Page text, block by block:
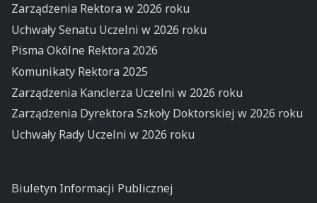
Zarządzenia Rektora w 2026 roku
Uchwały Senatu Uczelni w 2026 roku
Pisma Okólne Rektora 2026
Komunikaty Rektora 2025
Zarządzenia Kanclerza Uczelni w 2026 roku
Zarządzenia Dyrektora Szkoły Doktorskiej w 2026 roku
Uchwały Rady Uczelni w 2026 roku
Biuletyn Informacji Publicznej